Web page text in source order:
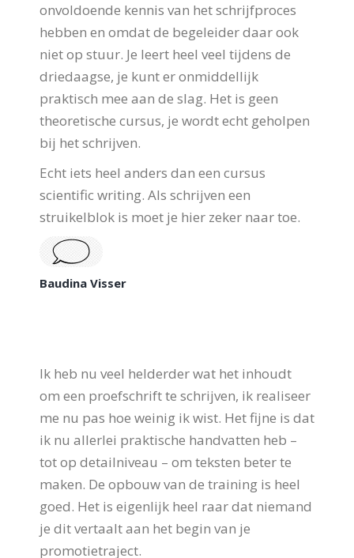
Baudina Visser
onvoldoende kennis van het schrijfproces
hebben en omdat de begeleider daar ook
niet op stuur. Je leert heel veel tijdens de
driedaagse, je kunt er onmiddellijk
praktisch mee aan de slag. Het is geen
theoretische cursus, je wordt echt geholpen
bij het schrijven.
Echt iets heel anders dan een cursus
scientific writing. Als schrijven een
struikelblok is moet je hier zeker naar toe.
Ik heb nu veel helderder wat het inhoudt
om een proefschrift te schrijven, ik realiseer
me nu pas hoe weinig ik wist. Het fijne is dat
ik nu allerlei praktische handvatten heb –
tot op detailniveau – om teksten beter te
maken. De opbouw van de training is heel
goed. Het is eigenlijk heel raar dat niemand
je dit vertaalt aan het begin van je
promotietraject.